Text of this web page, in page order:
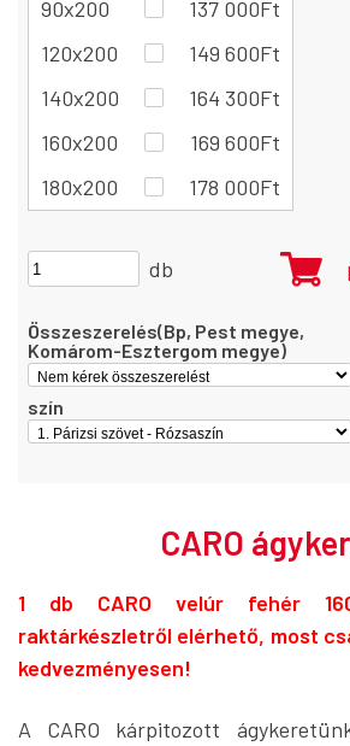
90x200 137 000Ft
120x200
149 600Ft
140x200
164 300Ft
160x200
169 600Ft
180x200
178 000Ft
db
Összeszerelés(Bp, Pest megye,
Komárom-Esztergom megye)
szín
CARO
1 db CARO velúr fehér
raktárkészletről elérhető, most
kedvezményesen!
A CARO kárpitozott